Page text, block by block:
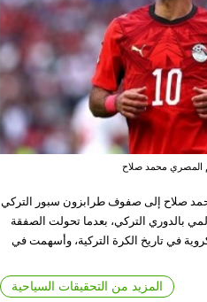
المصري محمد صلاح
صلاح إلى صفوف طرابزون سبور التركي
بالدوري التركي، بعدما تحولت الصفقة
في تاريخ الكرة التركية، وأسهمت في
المزيد من التحقيقات السياحية